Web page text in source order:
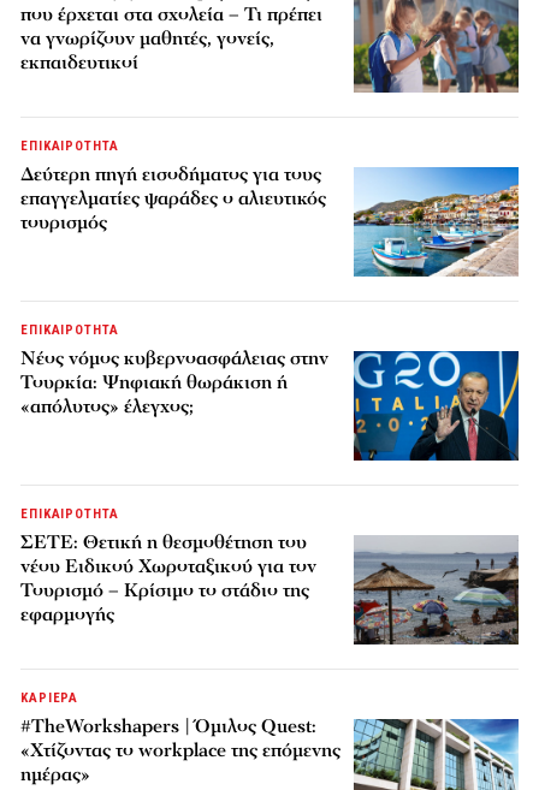
που έρχεται στα σχολεία – Τι πρέπει
να γνωρίζουν μαθητές, γονείς,
εκπαιδευτικοί
ΕΠΙΚΑΙΡΟΤΗΤΑ
Δεύτερη πηγή εισοδήματος για τους
επαγγελματίες ψαράδες ο αλιευτικός
τουρισμός
ΕΠΙΚΑΙΡΟΤΗΤΑ
Νέος νόμος κυβερνοασφάλειας στην
Τουρκία: Ψηφιακή θωράκιση ή
«απόλυτος» έλεγχος;
ΕΠΙΚΑΙΡΟΤΗΤΑ
ΣΕΤΕ: Θετική η θεσμοθέτηση του
νέου Ειδικού Χωροταξικού για τον
Τουρισμό – Κρίσιμο το στάδιο της
εφαρμογής
ΚΑΡΙΕΡΑ
#TheWorkshapers | Όμιλος Quest:
«Χτίζοντας το workplace της επόμενης
ημέρας»